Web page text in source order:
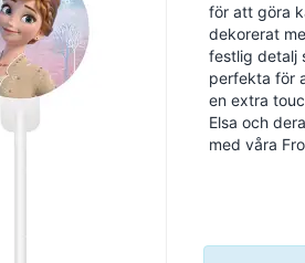
för att göra
dekorerat
festlig detalj
perfekta för
en extra
Elsa och
med våra